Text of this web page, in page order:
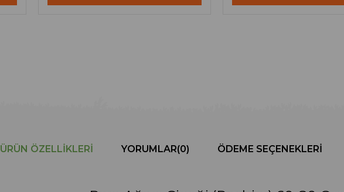
ÜRÜN ÖZELLIKLERI YORUMLAR(0) ÖDEME SEÇENEKLERI